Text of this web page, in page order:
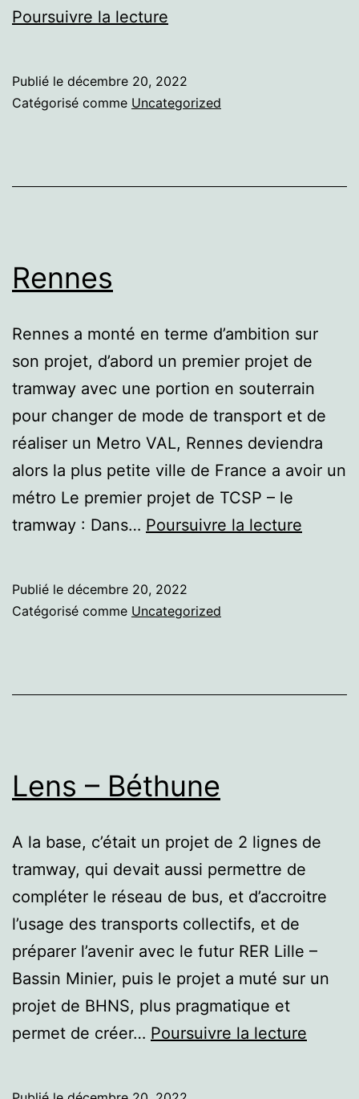
Poursuivre la lecture
Publié le décembre 20, 2022
Catégorisé comme Uncategorized
Rennes
Rennes a monté en terme d’ambition sur
son projet, d’abord un premier projet de
tramway avec une portion en souterrain
pour changer de mode de transport et de
réaliser un Metro VAL, Rennes deviendra
alors la plus petite ville de France a avoir un
métro Le premier projet de TCSP – le
tramway : Dans… Poursuivre la lecture
Publié le décembre 20, 2022
Catégorisé comme Uncategorized
Lens – Béthune
A la base, c’était un projet de 2 lignes de
tramway, qui devait aussi permettre de
compléter le réseau de bus, et d’accroitre
l’usage des transports collectifs, et de
préparer l’avenir avec le futur RER Lille –
Bassin Minier, puis le projet a muté sur un
projet de BHNS, plus pragmatique et
permet de créer… Poursuivre la lecture